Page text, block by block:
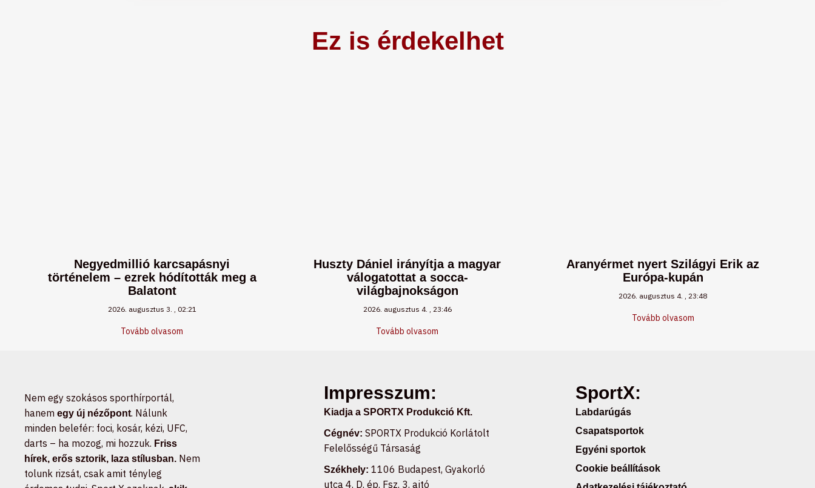
Ez is érdekelhet
Negyedmillió karcsapásnyi
történelem – ezrek hódították meg a
Balatont
2026. augusztus 3. 02:21
Tovább olvasom
Huszty Dániel irányítja a magyar
válogatottat a socca-
világbajnokságon
2026. augusztus 4. 23:46
Tovább olvasom
Aranyérmet nyert Szilágyi Erik az
Európa-kupán
2026. augusztus 4. 23:48
Tovább olvasom
Nem egy szokásos sporthírportál,
hanem egy új nézőpont. Nálunk
minden belefér: foci, kosár, kézi, UFC,
darts – ha mozog, mi hozzuk. Friss
hírek, erős sztorik, laza stílusban. Nem
tolunk rizsát, csak amit tényleg
Impresszum:
Kiadja a SPORTX Produkció Kft.
Cégnév: SPORTX Produkció Korlátolt
Felelősségű Társaság
Székhely: 1106 Budapest, Gyakorló
utca 4. D. ép. Fsz. 3. ajtó
SportX:
Labdarúgás
Csapatsportok
Egyéni sportok
Cookie beállítások